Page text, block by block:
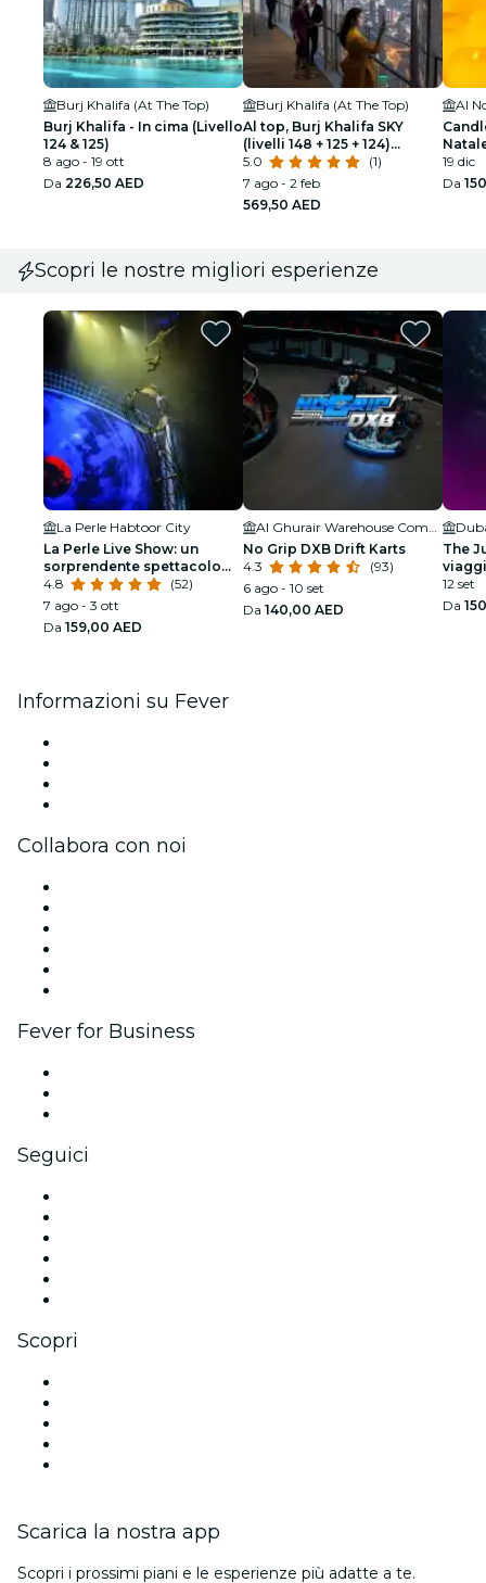
Burj Khalifa (At The Top)
Burj Khalifa - In cima (Livello
124 & 125)
8 ago - 19 ott
Da 226,50 AED
Burj Khalifa (At The Top)
Al top, Burj Khalifa SKY
(livelli 148 + 125 + 124)
biglietto d'ingresso
5.0
(1)
7 ago - 2 feb
569,50 AED
Al
19 dic
Da
Scopri le nostre migliori esperienze
La Perle Habtoor City
La Perle Live Show: un
sorprendente spettacolo
subacqueo e aereo
4.8
(52)
7 ago - 3 ott
Da 159,00 AED
Al Ghurair Warehouse Complex
No Grip DXB Drift Karts
4.3
(93)
6 ago - 10 set
Da 140,00 AED
The
12 set
Da
Informazioni su Fever
Collabora con noi
Fever for Business
Seguici
Scopri
Scarica la nostra app
Scopri i prossimi piani e le esperienze più adatte a te.